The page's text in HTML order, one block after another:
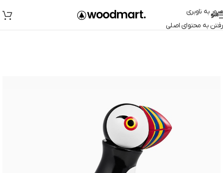
عبور به ناوبری
رفتن به محتوای اصلی
منو